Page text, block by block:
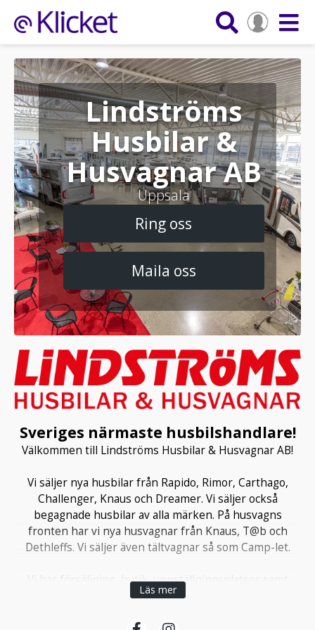
Lindströms
Husbilar &
Husvagnar AB
Uppsala
Ring oss
Maila oss
Sveriges närmaste husbilshandlare!
Välkommen till Lindströms Husbilar & Husvagnar AB!
Vi säljer nya husbilar från Rapido, Rimor, Carthago,
Challenger, Knaus och Dreamer. Vi säljer också
begagnade husbilar av alla märken. På husvagns
fronten har vi nya husvagnar från Knaus, T@b och
Dethleffs. Vi säljer även tältvagnar så som Camp-let.
Vi har försäljning, butik, uppställningsplatser samt
ställplatser i Enköping längs E 18 centralt beläget nära
Läs mer